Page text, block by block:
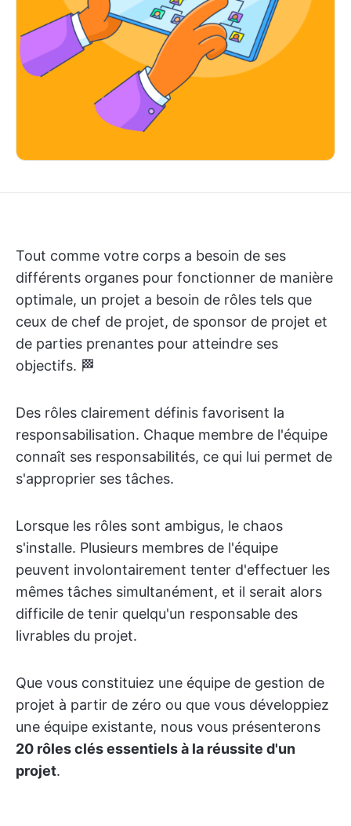
Tout comme votre corps a besoin de ses
différents organes pour fonctionner de manière
optimale, un projet a besoin de rôles tels que
ceux de chef de projet, de sponsor de projet et
de parties prenantes pour atteindre ses
objectifs. 🏁
Des rôles clairement définis favorisent la
responsabilisation. Chaque membre de l'équipe
connaît ses responsabilités, ce qui lui permet de
s'approprier ses tâches.
Lorsque les rôles sont ambigus, le chaos
s'installe. Plusieurs membres de l'équipe
peuvent involontairement tenter d'effectuer les
mêmes tâches simultanément, et il serait alors
difficile de tenir quelqu'un responsable des
livrables du projet.
Que vous constituiez une équipe de gestion de
projet à partir de zéro ou que vous développiez
une équipe existante, nous vous présenterons
20 rôles clés essentiels à la réussite d'un
projet.